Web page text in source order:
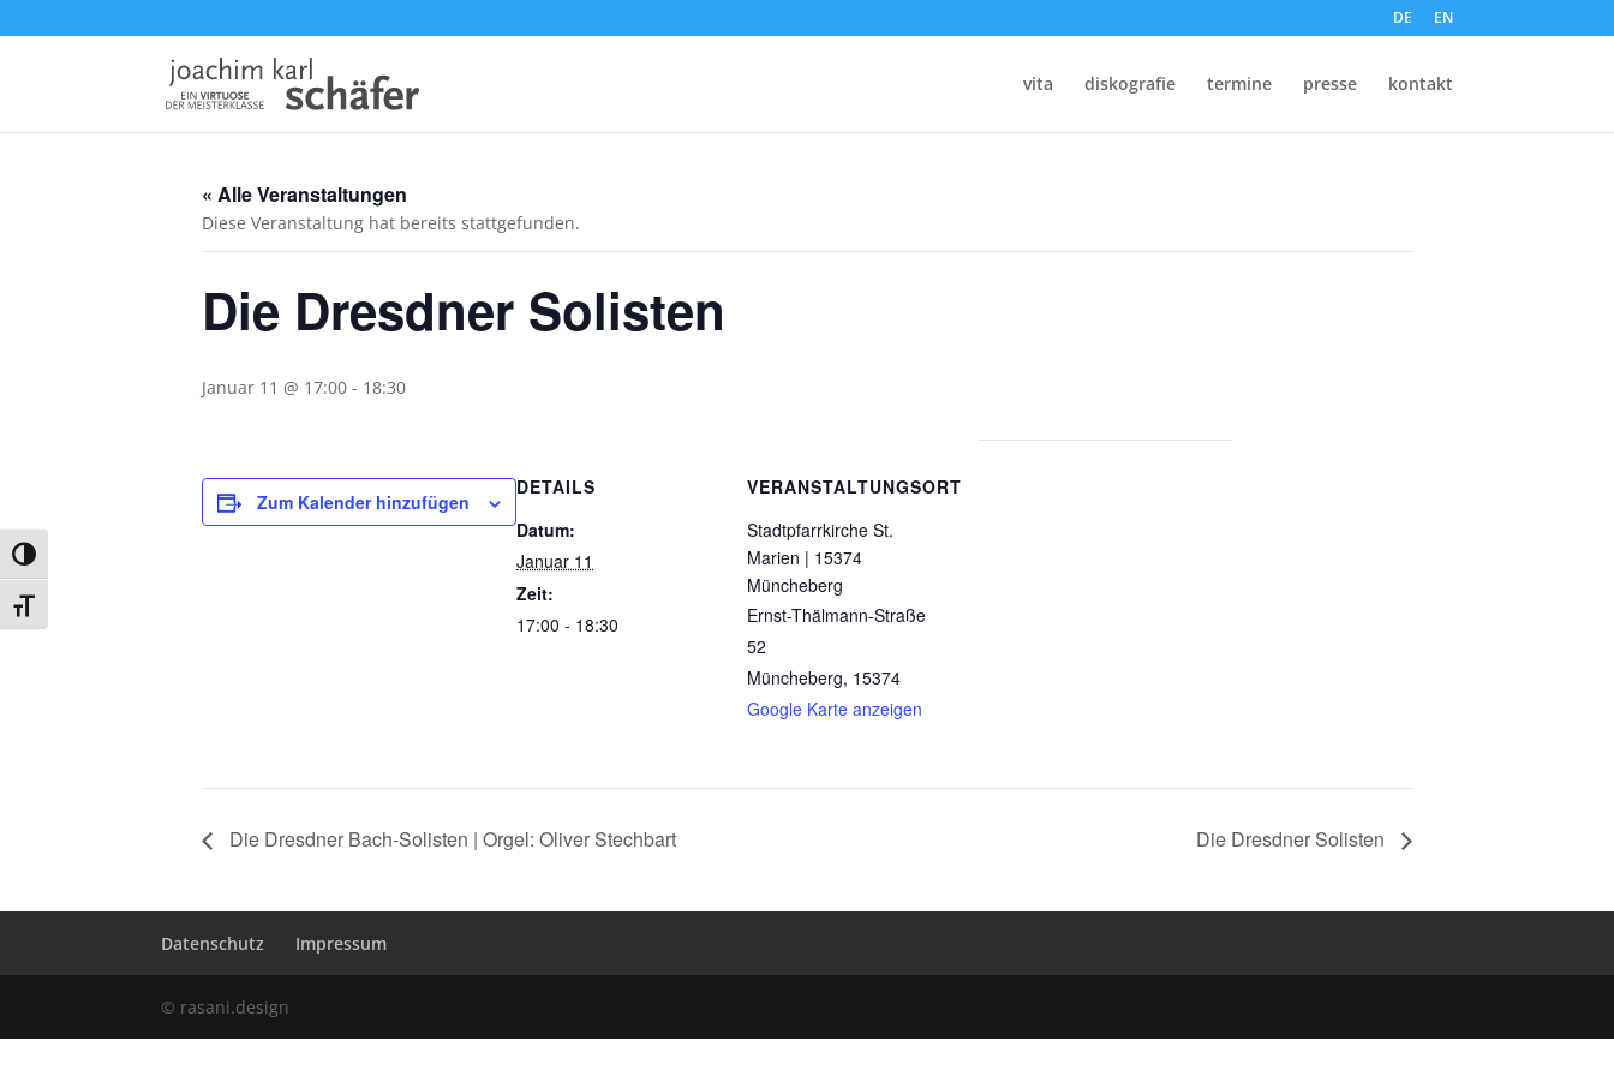
Umschalten auf hohe Kontraste
Schrift vergrößern
DE EN
vita diskografie termine presse kontakt
« Alle Veranstaltungen
Diese Veranstaltung hat bereits stattgefunden.
Die Dresdner Solisten
Januar 11 @ 17:00 - 18:30
Zum Kalender hinzufügen
DETAILS
Datum:
Januar 11
Zeit:
17:00 - 18:30
VERANSTALTUNGSORT
Stadtpfarrkirche St.
Marien | 15374
Müncheberg
Ernst-Thälmann-Straße
52
Müncheberg, 15374
Google Karte anzeigen
Die Dresdner Bach-Solisten | Orgel: Oliver Stechbart Die Dresdner Solisten
Datenschutz Impressum
© rasani.design